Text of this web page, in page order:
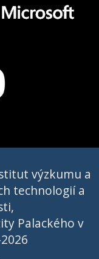
výzkumu a
technologií a
Palackého v